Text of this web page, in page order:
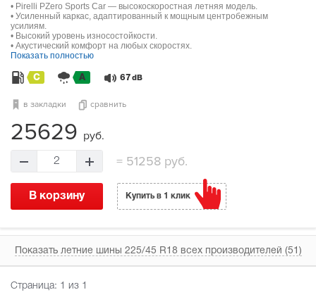
• Pirelli PZero Sports Car — высокоскоростная летняя модель.
• Усиленный каркас, адаптированный к мощным центробежным
усилиям.
• Высокий уровень износостойкости.
• Акустический комфорт на любых скоростях.
Показать полностью
C A 67 dB
в закладки сравнить
25629 руб.
2 = 51258 руб.
В корзину Купить в 1 клик
Показать летние шины 225/45 R18 всех производителей (51)
Страница: 1 из 1